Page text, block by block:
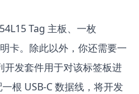
Tag 主板、一枚
卡。除此以外，你还需要一
开发套件用于对该标签板进
根 USB‑C 数据线，将开发